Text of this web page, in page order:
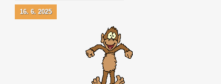
16. 6. 2025